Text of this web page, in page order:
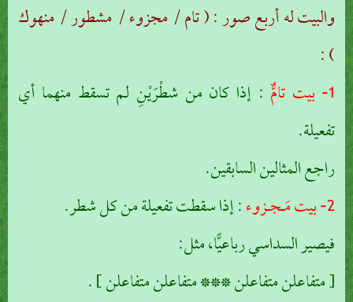
والبيت له أربع صور : ( تام / مجزوء / مشطور / منهوك
) :
1- بيت تامٌّ
: إذا كان من شطْرَيْنِ لم تسقط منهما أي
تفعيلة.
راجع المثالين السابقين.
2- بيت مَـجـزوء
: إذا سقطت تفعيلة من كل شطر.
فيصير السداسي رباعيًّا، مثل:
[ متفاعلن متفاعلن *** متفاعلن متفاعلن ] .